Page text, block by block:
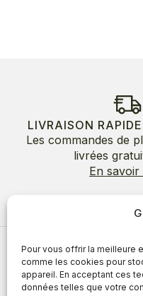
Pour vous offrir la meilleure
comme les cookies pour
appareil. En acceptant ces
données telles que votre
LIVRAISON
Les commandes de
livrées
En savoir